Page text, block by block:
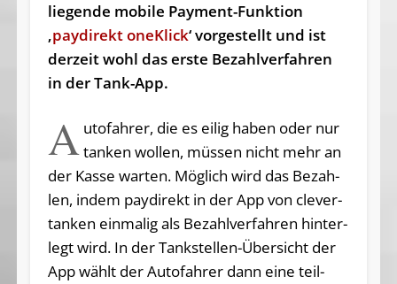
liegende mobile Payment-Funktion
‚paydirekt oneKlick‘ vorgestellt und ist
derzeit wohl das erste Bezahlverfahren
in der Tank-App.
A utofahrer, die es ei­lig ha­ben oder nur
tan­ken wol­len, müs­sen nicht mehr an
der Kas­se war­ten. Mög­lich wird das Be­zah­
len, in­dem pay­di­rekt in der App von cle­ver-
tan­ken ein­ma­lig als Be­zahl­ver­fah­ren hin­ter­
legt wird. In der Tank­stel­len-Über­sicht der
App wählt der Au­to­fah­rer dann ei­ne teil­